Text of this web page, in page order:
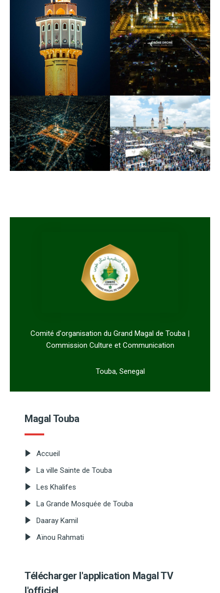
Comité d'organisation du Grand Magal de Touba |
Commission Culture et Communication
Touba, Senegal
Magal Touba
Accueil
La ville Sainte de Touba
Les Khalifes
La Grande Mosquée de Touba
Daaray Kamil
Aïnou Rahmati
Télécharger l'application Magal TV